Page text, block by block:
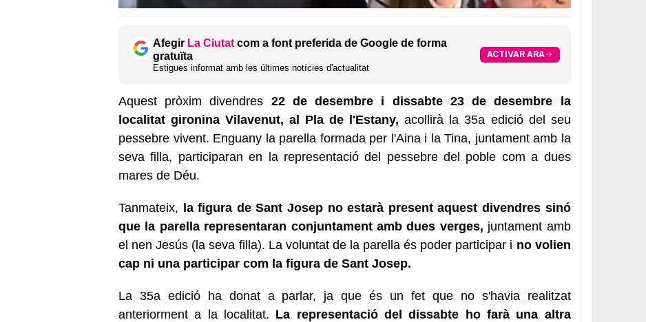
Afegir La Ciutat com a font preferida de Google de forma
gratuïta
Estigues informat amb les últimes notícies d'actualitat
ACTIVAR ARA
Aquest pròxim divendres 22 de desembre i dissabte 23 de desembre la
localitat gironina Vilavenut, al Pla de l'Estany, acollirà la 35a edició del seu
pessebre vivent. Enguany la parella formada per l'Aina i la Tina, juntament amb la
seva filla, participaran en la representació del pessebre del poble com a dues
mares de Déu.
Tanmateix, la figura de Sant Josep no estarà present aquest divendres sinó
que la parella representaran conjuntament amb dues verges, juntament amb
el nen Jesús (la seva filla). La voluntat de la parella és poder participar i no volien
cap ni una participar com la figura de Sant Josep.
La 35a edició ha donat a parlar, ja que és un fet que no s'havia realitzat
anteriorment a la localitat. La representació del dissabte ho farà una altra